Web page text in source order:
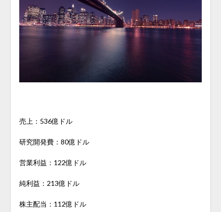
売上：536億ドル
研究開発費：80億ドル
営業利益：122億ドル
純利益：213億ドル
株主配当：112億ドル